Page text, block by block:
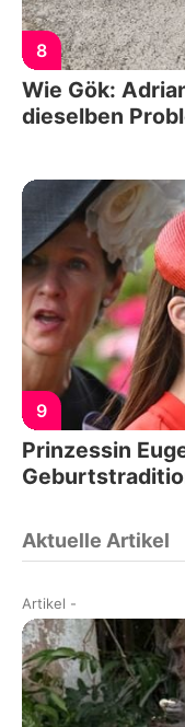
8
Wie Gök:
dieselben
9
Prinzessin
Aktuelle Artikel
Artikel -